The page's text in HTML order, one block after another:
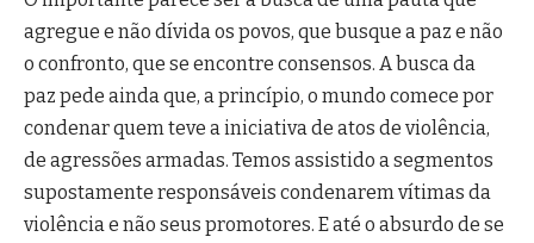
agregue e não dívida os povos, que busque a paz e não
o confronto, que se encontre consensos. A busca da
paz pede ainda que, a princípio, o mundo comece por
condenar quem teve a iniciativa de atos de violência,
de agressões armadas. Temos assistido a segmentos
supostamente responsáveis condenarem vítimas da
violência e não seus promotores. E até o absurdo de se